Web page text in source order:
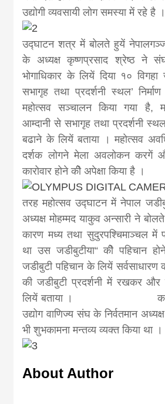
उद्योगी व्यवसायी लोग समस्या में रहे है ।
उद्घाटन शत्र में बोलते हुयें
के अध्यक्ष कृष्णप्रसाद श्रेष्ठ ने
भोगाधिकार के लियें दिया १० विगहा
सभागृह तथा प्रदर्शनी स्थल’
महोत्सव सञ्चालन किया गया है,
आम्दानी से सभागृह तथा प्रदर्शनी
बढाने के लियें बताया । महोत्सव
दर्शक लोगने मेला अवलोकन
कारोवार होने कीे अपेक्षा किया है ।
तरह महोत्सव उद्घाटन में नेपाल
अध्यक्ष मोहम्मद याकुव अन्सारी ने
कारण मध्य तथा सुदुरपश्चिमाञ्चल में
था उस जडीबुटीया“ कीे पहिचान
जडीबुटी पहिचान के लियें
की जडीबुटी प्रदर्शनी में रखकर और
लियें बताया ।
उद्योग वाणिज्य संघ के निर्वतमान
भी शुभकामना मन्तव्य व्यक्त किया था ।
About Author